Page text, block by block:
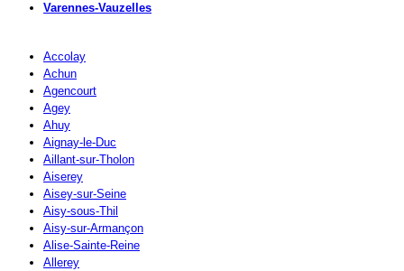
Varennes-Vauzelles
Accolay
Achun
Agencourt
Agey
Ahuy
Aignay-le-Duc
Aillant-sur-Tholon
Aiserey
Aisey-sur-Seine
Aisy-sous-Thil
Aisy-sur-Armançon
Alise-Sainte-Reine
Allerey